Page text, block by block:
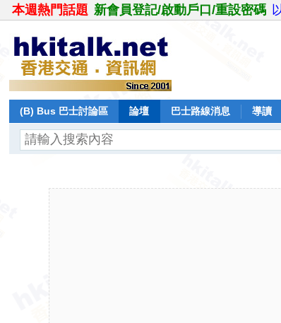
本週熱門話題 新會員登記/啟動戶口/重設密碼
(B) Bus 巴士討論區 論壇 巴士路線消息 導讀